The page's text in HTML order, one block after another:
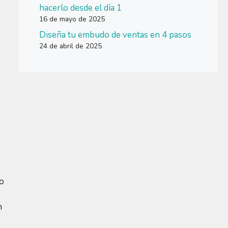
hacerlo desde el día 1
16 de mayo de 2025
Diseña tu embudo de ventas en 4 pasos
24 de abril de 2025